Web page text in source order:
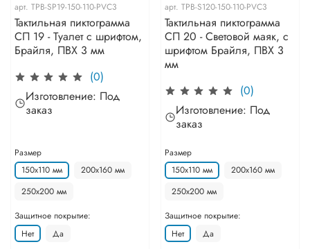
арт. TPB-SP19-150-110-PVC3
Тактильная пиктограмма
СП 19 - Туалет с шрифтом,
Брайля, ПВХ 3 мм
(0)
Изготовление: Под
заказ
Размер
150х110 мм
200х160 мм
250х200 мм
Защитное покрытие:
Нет
Да
арт. TPB-S120-150-110-PVC3
Тактильная пиктограмма
СП 20 - Световой маяк, с
шрифтом Брайля, ПВХ 3
мм
(0)
Изготовление: Под
заказ
Размер
150х110 мм
200х160 мм
250х200 мм
Защитное покрытие:
Нет
Да